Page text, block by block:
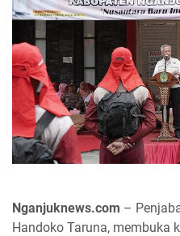
Nganjuknews.com –
Handoko Taruna, membuka